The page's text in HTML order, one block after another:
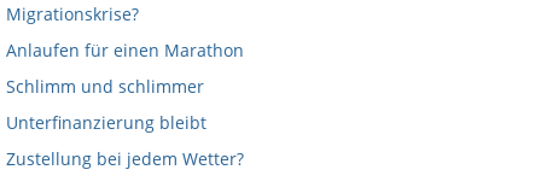
Migrationskrise?
Anlaufen für einen Marathon
Schlimm und schlimmer
Unterfinanzierung bleibt
Zustellung bei jedem Wetter?